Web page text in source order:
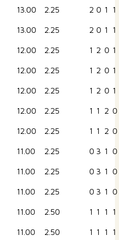
13.00 2.25 2 0 1
1
13.00 2.25 2 0 1 1
12.00 2.25 1 2 0 1
12.00 2.25 1 2 0 1
12.00 2.25 1 2 0 1
12.00 2.25 1 1 2 0
12.00 2.25 1 1 2 0
11.00 2.25 0 3 1
0
11.00 2.25 0 3 1
0
11.00 2.25 0 3 1 0
11.00 2.50 1 1 1
1
11.00 2.50 1 1 1 1